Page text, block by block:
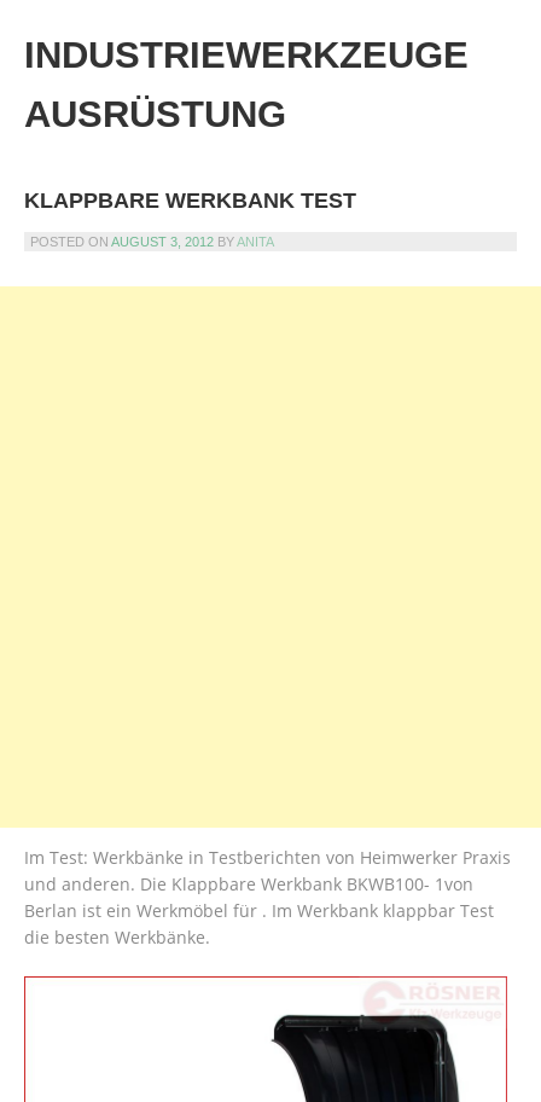
content
INDUSTRIEWERKZEUGE
AUSRÜSTUNG
KLAPPBARE WERKBANK TEST
POSTED ON AUGUST 3, 2012 BYANITA
Im Test: Werkbänke in Testberichten von Heimwerker Praxis
und anderen. Die Klappbare Werkbank BKWB100- 1von
Berlan ist ein Werkmöbel für . Im Werkbank klappbar Test
die besten Werkbänke.